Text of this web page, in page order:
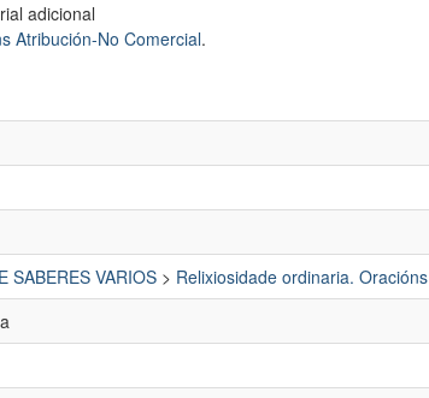
adicional
Atribución-No Comercial.
SABERES VARIOS > Relixiosidade ordinaria. Oracións